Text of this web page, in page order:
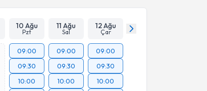
10 Ağu
Pzt
11 Ağu
Sal
12 Ağu
Çar
09:00
09:30
10:00
09:00
09:30
10:00
09:00
09:30
10:00